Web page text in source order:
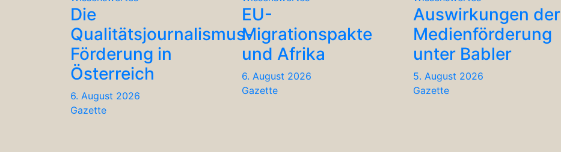
Die
Qualitätsjournalismus-
Förderung in
Österreich
6. August 2026
Gazette
EU-
Migrationspakte
und Afrika
6. August 2026
Gazette
Auswirkungen der
Medienförderung
unter Babler
5. August 2026
Gazette